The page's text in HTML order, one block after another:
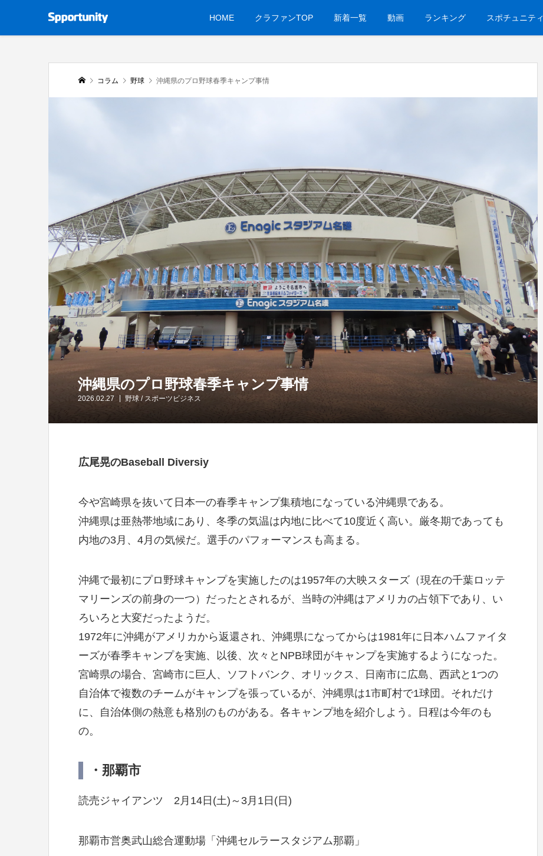
HOME クラファンTOP 新着一覧 動画 ランキング スポチュニテ
コラム 野球 沖縄県のプロ野球春季キャンプ事情
沖縄県のプロ野球春季キャンプ事情
2026.02.27 野球 /スポーツビジネス
広尾晃のBaseball Diversiy
今や宮崎県を抜いて日本一の春季キャンプ集積地になっている沖縄県である。
沖縄県は亜熱帯地域にあり、冬季の気温は内地に比べて10度近く高い。厳冬期であっても
内地の3月、4月の気候だ。選手のパフォーマンスも高まる。
沖縄で最初にプロ野球キャンプを実施したのは1957年の大映スターズ（現在の千葉ロッテ
マリーンズの前身の一つ）だったとされるが、当時の沖縄はアメリカの占領下であり、い
ろいろと大変だったようだ。
1972年に沖縄がアメリカから返還され、沖縄県になってからは1981年に日本ハムファイタ
ーズが春季キャンプを実施、以後、次々とNPB球団がキャンプを実施するようになった。
宮崎県の場合、宮崎市に巨人、ソフトバンク、オリックス、日南市に広島、西武と1つの
自治体で複数のチームがキャンプを張っているが、沖縄県は1市町村で1球団。それだけ
に、自治体側の熱意も格別のものがある。各キャンプ地を紹介しよう。日程は今年のも
の。
・那覇市
読売ジャイアンツ 2月14日(土)～3月1日(日)
那覇市営奥武山総合運動場「沖縄セルラースタジアム那覇」